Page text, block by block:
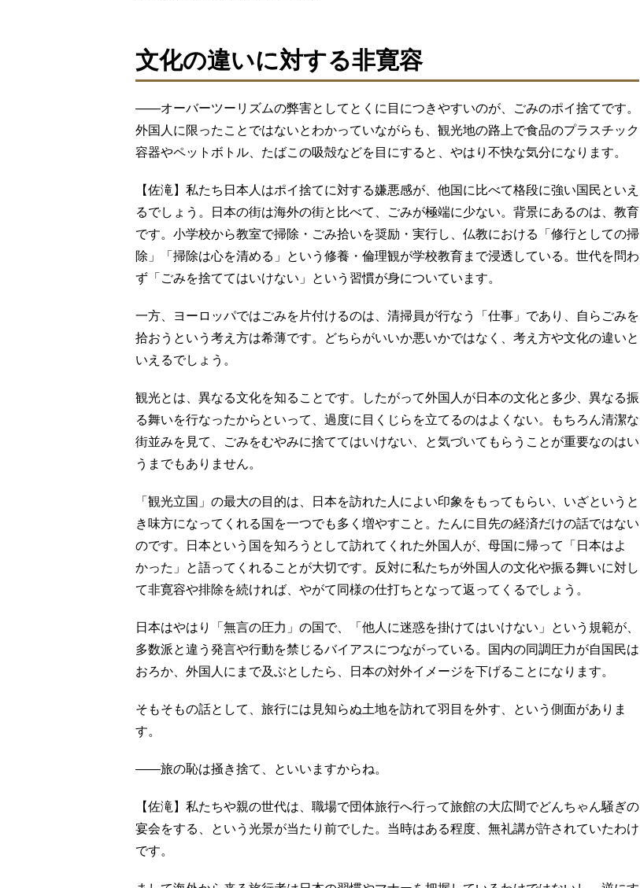
文化の違いに対する非寛容
――オーバーツーリズムの弊害としてとくに目につきやすいのが、ごみのポイ捨てです。
外国人に限ったことではないとわかっていながらも、観光地の路上で食品のプラスチック
容器やペットボトル、たばこの吸殻などを目にすると、やはり不快な気分になります。
【佐滝】私たち日本人はポイ捨てに対する嫌悪感が、他国に比べて格段に強い国民といえ
るでしょう。日本の街は海外の街と比べて、ごみが極端に少ない。背景にあるのは、教育
です。小学校から教室で掃除・ごみ拾いを奨励・実行し、仏教における「修行としての掃
除」「掃除は心を清める」という修養・倫理観が学校教育まで浸透している。世代を問わ
ず「ごみを捨ててはいけない」という習慣が身についています。
一方、ヨーロッパではごみを片付けるのは、清掃員が行なう「仕事」であり、自らごみを
拾おうという考え方は希薄です。どちらがいいか悪いかではなく、考え方や文化の違いと
いえるでしょう。
観光とは、異なる文化を知ることです。したがって外国人が日本の文化と多少、異なる振
る舞いを行なったからといって、過度に目くじらを立てるのはよくない。もちろん清潔な
街並みを見て、ごみをむやみに捨ててはいけない、と気づいてもらうことが重要なのはい
うまでもありません。
「観光立国」の最大の目的は、日本を訪れた人によい印象をもってもらい、いざというと
き味方になってくれる国を一つでも多く増やすこと。たんに目先の経済だけの話ではない
のです。日本という国を知ろうとして訪れてくれた外国人が、母国に帰って「日本はよ
かった」と語ってくれることが大切です。反対に私たちが外国人の文化や振る舞いに対し
て非寛容や排除を続ければ、やがて同様の仕打ちとなって返ってくるでしょう。
日本はやはり「無言の圧力」の国で、「他人に迷惑を掛けてはいけない」という規範が、
多数派と違う発言や行動を禁じるバイアスにつながっている。国内の同調圧力が自国民は
おろか、外国人にまで及ぶとしたら、日本の対外イメージを下げることになります。
そもそもの話として、旅行には見知らぬ土地を訪れて羽目を外す、という側面がありま
す。
――旅の恥は掻き捨て、といいますからね。
【佐滝】私たちや親の世代は、職場で団体旅行へ行って旅館の大広間でどんちゃん騒ぎの
宴会をする、という光景が当たり前でした。当時はある程度、無礼講が許されていたわけ
です。